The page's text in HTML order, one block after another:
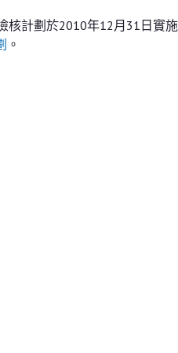
核計劃於2010年12月31日實
。